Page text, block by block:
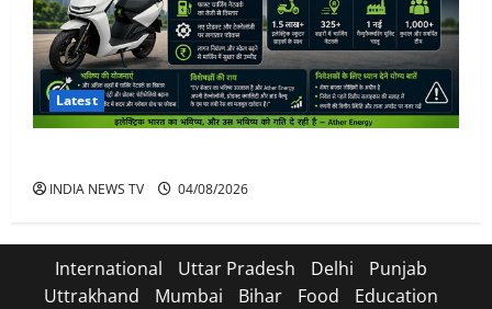
Latest
INDIA NEWS TV 04/08/2026
International Uttar Pradesh Delhi
Punjab
Uttrakhand
Mumbai Bihar Food
Education